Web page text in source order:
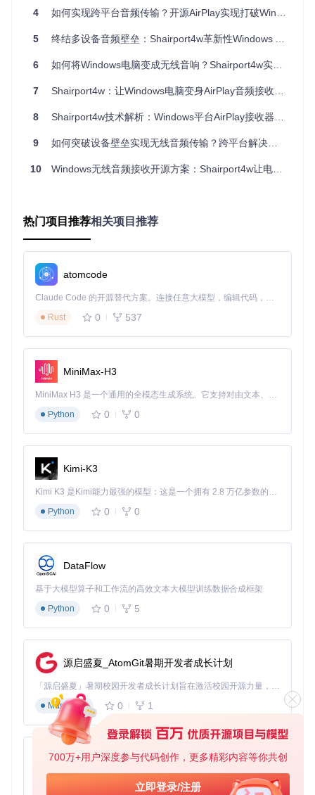
700万+用户深度参与代码创作，更多精彩内容等你共创
立即登录/注册
迟传输确保演讲节奏与音频同步，提升团队沟通效率，告别传
统音频线的束缚与尴尬。
个人学习助手：多设备音频自由切换
学习外语时，你可以在iPhone上播放听力材料，同时通过Win
容精准同步。当需要切换到笔记本电脑继续学习时，无需重新
图2：苹果设备AirPlay连接界面，显示已连接到Windows电脑
Shairport4w通过实现AirPlay协议栈，让Windows设备能够接
收并解码来自苹果设备的音频流。它采用ALAC（Apple Lossl
ess Audio Codec）解码技术，确保音频质量无损传输，同时
支持实时缓冲调整，解决网络波动带来的播放卡顿问题。
数据流程：从发射到播放的全链路解析
低延迟音频处理（<100ms）
自适应缓冲机制
多设备连接管理
后台服务运行模式
准备工作（2分钟）
访问项目仓库：
_mirrors/sh/Shairport4w
进入项目目录，找到可执行文件
快速启动（1分钟）
系统托盘出现程序图标，表明服务已启动
在苹果设备控制中心打开AirPlay菜单
选择显示的Windows设备名称
开始播放音频，享受无线传输体验
注意事项
首次使用时，请确保防火墙允许Shairport4w通过
如需密码保护，可在程序设置中设置访问密码
网络不稳定时，可能出现轻微延迟，建议使用5GHz WiFi
高分辨率音频文件可能需要更多系统资源，建议关闭其他占
用CPU的程序
结语：让音频自由流动
在多设备共存的时代，Shairport4w为Windows用户提供了一
个简单而强大的解决方案，打破了生态系统间的音频壁垒。无
音频在不同设备间自由流动，创造无缝的听觉体验。现在就开
4 如何实现跨平台音频传输？开源AirPlay实现打破Windows无线音频方案壁垒
5 终结多设备音频壁垒：Shairport4w革新性Windows AirPlay接收方案
6 如何将Windows电脑变成无线音响？Shairport4w实现跨设备音频传输的完整方案
7 Shairport4w：让Windows电脑变身AirPlay音频接收站的完整方案
8 Shairport4w技术解析：Windows平台AirPlay接收器实现指南
9 如何突破设备壁垒实现无线音频传输？跨平台解决方案让Windows秒变AirPlay接收中心
10 Windows无线音频接收开源方案：Shairport4w让电脑秒变AirPlay音响
热门项目推荐相关项目推荐
atomcode
Claude Code 的开源替代方案。连接任意大模型，编辑代码，运行命令，自动验证 — 全自动执行。用 Rust 构建，极致性能。 ｜ An open-source alternative to Claude Code. Connect any LLM, edit code, run commands, and verify changes — autonomously. Built in Rust for speed. Get Started
Rust
0 537
MiniMax-H3
MiniMax H3 是一个通用的全模态生成系统。它支持对由文本、图像、视频和音频组成的多模态上下文进行统一理解，并能生成分辨率高达 2K、时长可达 15 秒的带原生立体声音频的视频。得益于面向任务泛化的系统设计，H3 在预训练阶段就已具备广泛的多模态上下文理解与生成能力，能够出色地执行复杂的多模态指令。
Python
0 0
Kimi-K3
Kimi K3 是Kimi能力最强的模型：这是一个拥有 2.8 万亿参数的混合专家（MoE）模型，具备原生视觉理解能力，并支持 100 万 token 的上下文窗口。
Python
0 0
DataFlow
基于大模型算子和工作流的高效文本大模型训练数据合成框架
Python
0 5
源启盛夏_AtomGit暑期开发者成长计划
「源启盛夏」暑期校园开发者成长计划旨在激活校园开源力量，通过积分激励、认证扶持、资源倾斜等形式，引导高校组织和开发者完成「入驻 — 建项目 — 做贡献 — 获认证 — 得资源」的完整闭环。无论你是想带领社团入驻平台的组织者，还是希望用代码贡献证明自己的开发者，都能在这里找到属于你的成长路径。
Markdown
0 1
py-xiaozhi
基于Python的Xiaozhi AI，适用于想要完整Xiaozhi体验而无需拥有专用硬件的用户。